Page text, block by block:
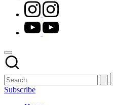
instagram.com
youtube.com
Subscribe